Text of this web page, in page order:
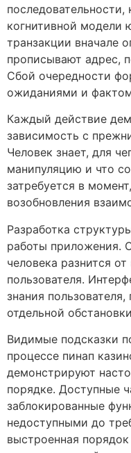
последовательности,
когнитивной модели
транзакции вначале
прописывают адрес,
Сбой очередности
ожиданиями и
Каждый действие
зависимость с
Человек знает, для
манипуляцию и что
затребуется в
возобновления
Разработка
работы приложения.
человека разнится
пользователя.
знания
отдельной
Видимые подсказки
процессе пинап
демонстрируют
порядке. Доступные
заблокированные
недоступными до
выстроенная